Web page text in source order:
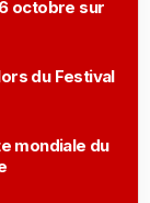
octobre sur
du Festival
mondiale du